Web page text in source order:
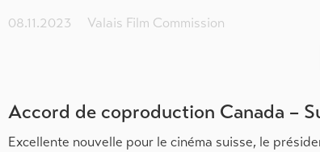
08.11.2023 Valais Film Commission
Accord de coproduction Canada –
Excellente nouvelle pour le cinéma suisse, le